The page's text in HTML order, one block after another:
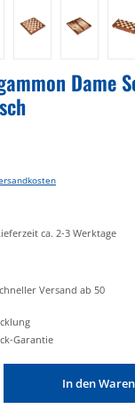
Dame
ca. 2-3 Werktage
Versand ab 50
Garantie
Wert ein oder
In den